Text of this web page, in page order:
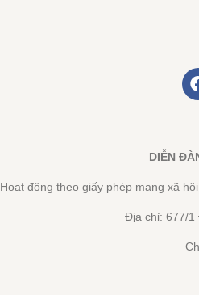
DIỄN
Hoạt động theo giấy phép mạng xã
Địa chỉ: 677/1